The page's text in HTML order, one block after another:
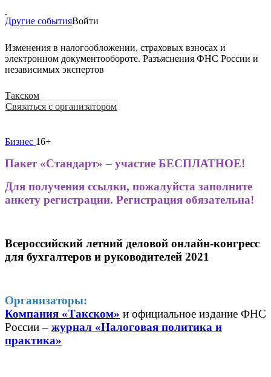
Другие событияВойти
Изменения в налогообложении, страховых взносах и
электронном документообороте. Разъяснения ФНС России и
независимых экспертов
Такском
Связаться с организатором
Бизнес 16+
Пакет «Стандарт» – участие БЕСПЛАТНОЕ!
Для получения ссылки, пожалуйста заполните
анкету регистрации. Регистрация обязательна!
Всероссийский летний деловой онлайн-конгресс
для бухгалтеров и руководителей 2021
Организаторы:
Компания «Такском» и официальное издание ФНС
России – журнал «Налоговая политика и
практика»